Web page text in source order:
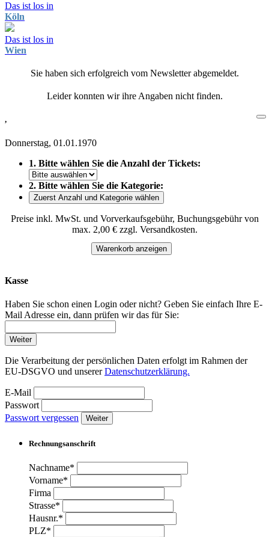
Das ist los in
Köln
Das ist los in
Wien
Sie haben sich erfolgreich vom Newsletter abgemeldet.
Leider konnten wir ihre Angaben nicht finden.
,
Donnerstag, 01.01.1970
1. Bitte wählen Sie die Anzahl der Tickets:
2. Bitte wählen Sie die Kategorie:
Zuerst Anzahl und Kategorie wählen
Preise inkl. MwSt. und Vorverkaufsgebühr, Buchungsgebühr von
max. 2,00 € zzgl. Versandkosten.
Warenkorb anzeigen
Kasse
Haben Sie schon einen Login oder nicht? Geben Sie einfach Ihre E-
Mail Adresse ein, dann prüfen wir das für Sie:
Weiter
Die Verarbeitung der persönlichen Daten erfolgt im Rahmen der
EU-DSGVO und unsererDatenschutzerklärung.
E-Mail
Passwort
Passwort vergessen
Weiter
Rechnungsanschrift
Nachname*
Vorname*
Firma
Strasse*
Hausnr.*
PLZ*